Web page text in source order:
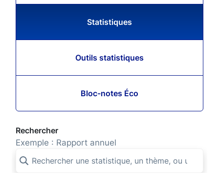
Statistiques
Outils statistiques
Bloc-notes Éco
Rechercher
Exemple : Rapport annuel